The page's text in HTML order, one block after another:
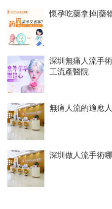
懷孕吃藥拿掉|藥
深圳無痛人流手
工流產醫院
無痛人流的適應
深圳做人流手術